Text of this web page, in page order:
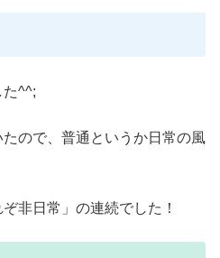
た^^;
ので、普通というか日常の風
非日常」の連続でした！